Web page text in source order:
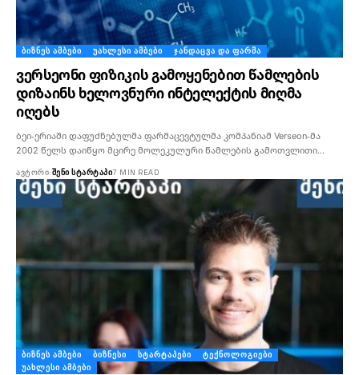
ᲑᲘᲖᲜᲔᲡ ᲐᲛᲑᲔᲑᲘ ᲣᲐᲮᲚᲔᲡᲘ ᲐᲛᲑᲔᲑᲘ ᲯᲐᲜᲓᲐᲪᲕᲐ ᲓᲐ ᲤᲐᲠᲛᲐ
ვერსეონი ფიზიკის გამოყენებით წამლების
დიზაინს ხელოვნური ინტელექტის მიღმა
იღებს
ბეი-ერიაში დაფუძნებულმა ფარმაცევტულმა კომპანიამ Verseon-მა
2002 წელს დაიწყო მცირე მოლეკულური წამლების გამოთვლითი…
ᲐᲕᲢᲝᲠᲘ:ᲨᲔᲜᲘ ᲡᲢᲐᲠᲢᲐᲞᲘ7 MIN READ
ᲑᲘᲖᲜᲔᲡ ᲐᲛᲑᲔᲑᲘ ᲑᲘᲖᲜᲔᲡᲘ ᲡᲢᲐᲠᲢᲐᲞᲔᲑᲘ
ᲢᲔᲥᲜᲝᲚᲝᲒᲘᲔᲑᲘ
ᲣᲐᲮᲚᲔᲡᲘ ᲐᲛᲑᲔᲑᲘ